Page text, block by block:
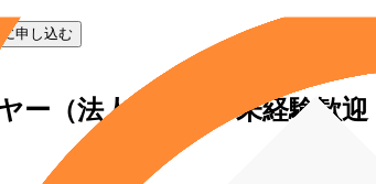
申し込む
ー（法人営業）◆未経験歓